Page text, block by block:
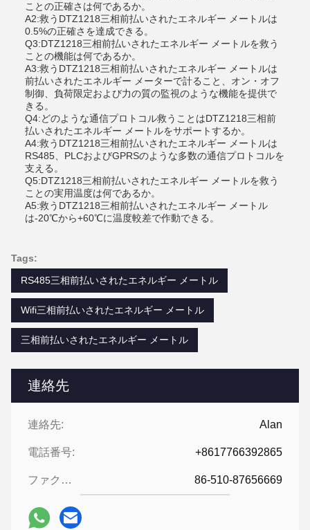
連絡先
連絡先: Alan
電話番号: +8617766392865
ファクシミリ: 86-510-87656669
ことの正確さは何であるか。
A2:救うDTZ1218三相前払いされたエネルギー メートルは
0.5%の正確さを達成できる。
Q3:DTZ1218三相前払いされたエネルギー メートルを救う
ことの機能は何であるか。
A3:救うDTZ1218三相前払いされたエネルギー メートルは
前払いされたエネルギー メーターで計ること、オン・オフ
制御、負荷限定および力の質の監視のような機能を提供で
きる。
Q4:どのような通信プロトコル救うことはDTZ1218三相前
払いされたエネルギー メートルをサポートするか。
A4:救うDTZ1218三相前払いされたエネルギー メートルは
RS485、PLCおよびGPRSのような多数の通信プロトコルを
支える。
Q5:DTZ1218三相前払いされたエネルギー メートルを救う
ことの実用温度は何であるか。
A5:救うDTZ1218三相前払いされたエネルギー メートル
は-20℃から+60℃に温度較差で作動できる。
Tags:
RS485三相前払いされたエネルギー メートル
Wifi三相前払いされたエネルギー メートル
三相前払いされたエネルギー メートル